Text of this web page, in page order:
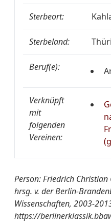
Sterbeort:
Sterbeland:
Beruf(e):
Verknüpft
mit
folgenden
Vereinen:
Person: Friedrich
hrsg. v. der Berlin-
Wissenschaften, 2003-
https://